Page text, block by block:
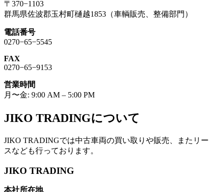
〒370−1103
群馬県佐波郡玉村町樋越1853（車輌販売、整備部門）
電話番号
0270−65−5545
FAX
0270−65−9153
営業時間
月〜金: 9:00 AM – 5:00 PM
JIKO TRADINGについて
JIKO TRADINGでは中古車両の買い取りや販売、またリー
スなども行っております。
JIKO TRADING
本社所在地